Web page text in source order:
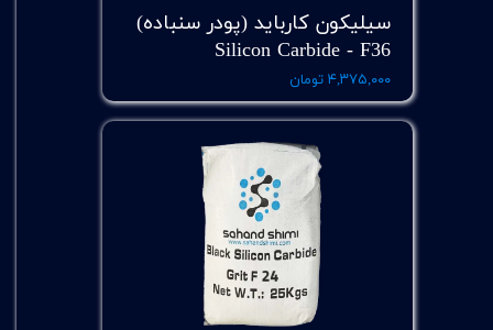
سیلیکون کارباید (پودر سنباده)
Silicon Carbide - F36
۴,۳۷۵,۰۰۰ تومان